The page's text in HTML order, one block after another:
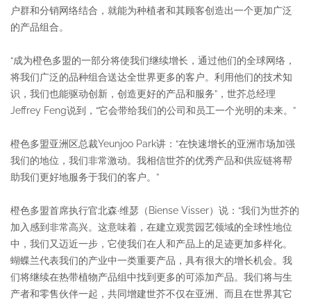
户群和分销网络结合，就能为种植者和其顾客创造出一个更加广泛
的产品组合。
“成为橙色多盟的一部分将使我们继续增长，通过他们的全球网络，
将我们广泛的品种组合送达全世界更多的客户。利用他们的技术知
识，我们也能驱动创新，创造更好的产品和服务”，世芥总经理
Jeffrey Feng说到，“它会带给我们的公司和员工一个光明的未来。”
橙色多盟亚洲区总裁Yeunjoo Park讲：“在快速增长的亚洲市场加强
我们的地位，我们非常激动。我相信世芥的优秀产品和供应链将帮
助我们更好地服务于我们的客户。”
橙色多盟首席执行官北森·维瑟（Biense Visser）说：“我们为世芥的
加入感到非常高兴。这意味着，在建立观赏园艺领域的全球性地位
中，我们又迈近一步，它使我们在人和产品上的足迹更加多样化。
蝴蝶兰代表我们的产业中一类重要产品，具有很大的增长机会。我
们将继续在热带植物产品组中找到更多的可添加产品。我们将与生
产者和零售伙伴一起，共同增建世芥不仅在亚洲、而且在世界其它